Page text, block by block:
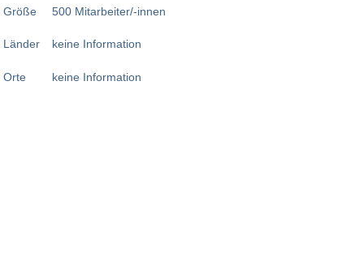
Größe
Länder
Orte
500 Mitarbeiter/-innen
keine Information
keine Information